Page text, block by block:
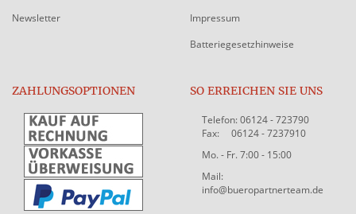
Newsletter
Impressum
Batteriegesetzhinweise
ZAHLUNGSOPTIONEN SO ERREICHEN SIE UNS
Telefon: 06124 - 723790
Fax: 06124 - 7237910
Mo. - Fr. 7:00 - 15:00
Mail:
info@bueropartnerteam.de